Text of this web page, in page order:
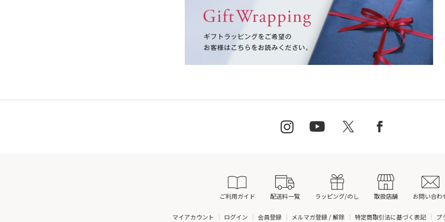
ご利用ガイド 配送料一覧 ラッピング/のし 取扱店舗 お問い合わ
マイアカウント ログイン 会員登録 メルマガ登録 / 解除 特定商取引法に基づく表記 プ